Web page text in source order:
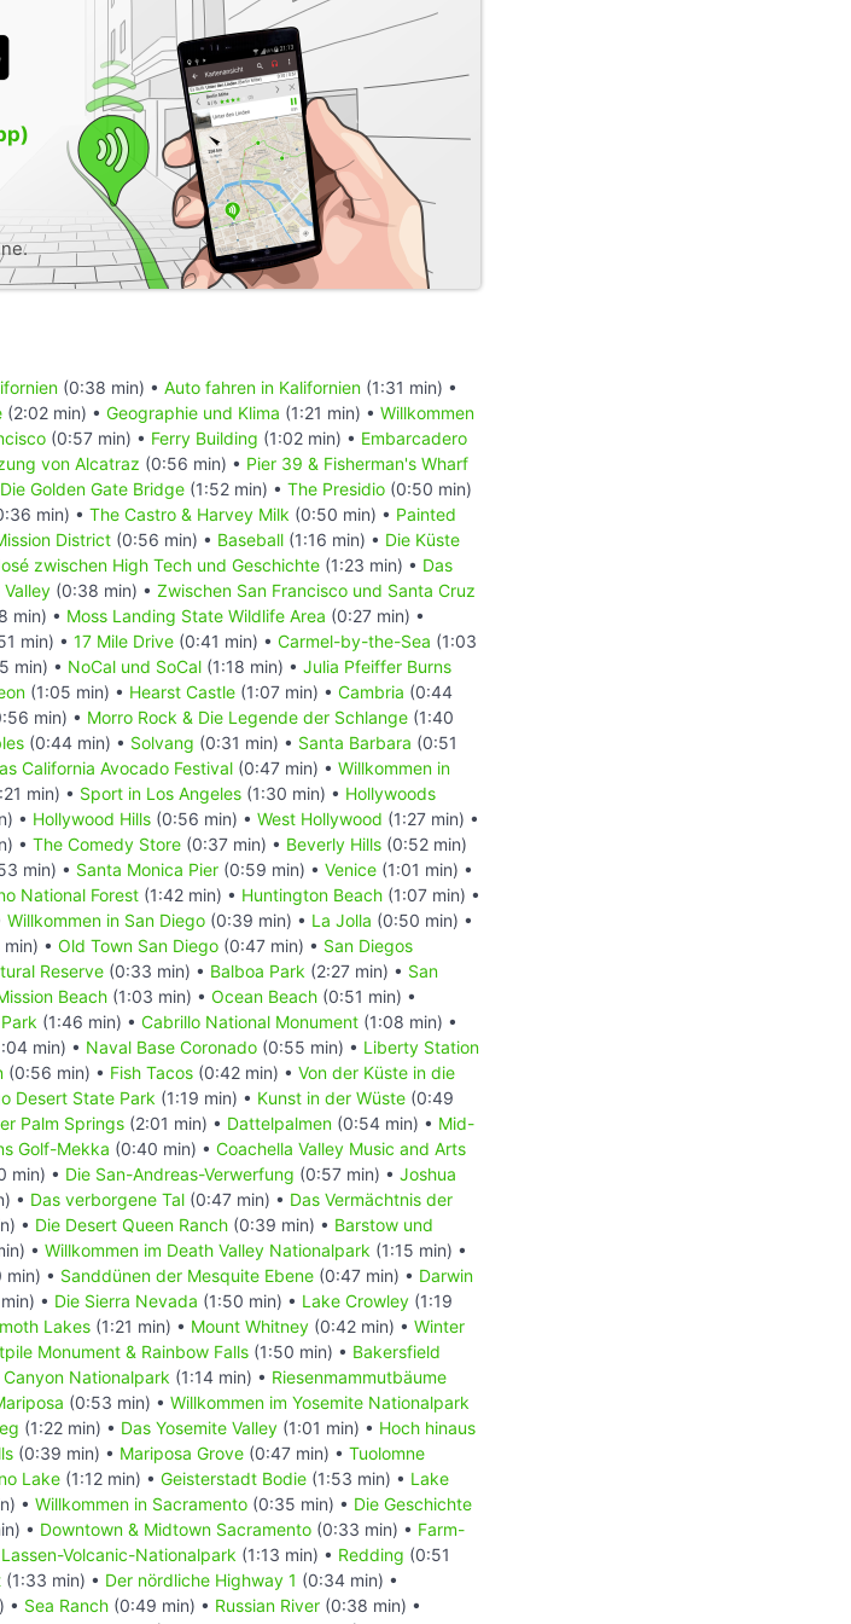
(0:38 min) • Auto fahren in Kalifornien (1:31 min) •
(2:02 min) • Geographie und Klima (1:21 min) • Willkommen
(0:57 min) • Ferry Building (1:02 min) • Embarcadero
von Alcatraz (0:56 min) • Pier 39 & Fisherman's Wharf
Die Golden Gate Bridge (1:52 min) • The Presidio (0:50 min)
min) • The Castro & Harvey Milk (0:50 min) • Painted
District (0:56 min) • Baseball (1:16 min) • Die Küste
zwischen High Tech und Geschichte (1:23 min) • Das
Valley (0:38 min) • Zwischen San Francisco und Santa Cruz
min) • Moss Landing State Wildlife Area (0:27 min) •
min) • 17 Mile Drive (0:41 min) • Carmel-by-the-Sea (1:03
min) • NoCal und SoCal (1:18 min) • Julia Pfeiffer Burns
(1:05 min) • Hearst Castle (1:07 min) • Cambria (0:44
min) • Morro Rock & Die Legende der Schlange (1:40
(0:44 min) • Solvang (0:31 min) • Santa Barbara (0:51
California Avocado Festival (0:47 min) • Willkommen in
min) • Sport in Los Angeles (1:30 min) • Hollywoods
• Hollywood Hills (0:56 min) • West Hollywood (1:27 min) •
• The Comedy Store (0:37 min) • Beverly Hills (0:52 min)
min) • Santa Monica Pier (0:59 min) • Venice (1:01 min) •
National Forest (1:42 min) • Huntington Beach (1:07 min) •
Willkommen in San Diego (0:39 min) • La Jolla (0:50 min) •
• Old Town San Diego (0:47 min) • San Diegos
Reserve (0:33 min) • Balboa Park (2:27 min) • San
Beach (1:03 min) • Ocean Beach (0:51 min) •
(1:46 min) • Cabrillo National Monument (1:08 min) •
min) • Naval Base Coronado (0:55 min) • Liberty Station
(0:56 min) • Fish Tacos (0:42 min) • Von der Küste in die
Desert State Park (1:19 min) • Kunst in der Wüste (0:49
Palm Springs (2:01 min) • Dattelpalmen (0:54 min) • Mid-
Golf-Mekka (0:40 min) • Coachella Valley Music and Arts
min) • Die San-Andreas-Verwerfung (0:57 min) • Joshua
• Das verborgene Tal (0:47 min) • Das Vermächtnis der
• Die Desert Queen Ranch (0:39 min) • Barstow und
• Willkommen im Death Valley Nationalpark (1:15 min) •
min) • Sanddünen der Mesquite Ebene (0:47 min) • Darwin
• Die Sierra Nevada (1:50 min) • Lake Crowley (1:19
Lakes (1:21 min) • Mount Whitney (0:42 min) • Winter
Monument & Rainbow Falls (1:50 min) • Bakersfield
Nationalpark (1:14 min) • Riesenmammutbäume
(0:53 min) • Willkommen im Yosemite Nationalpark
(1:22 min) • Das Yosemite Valley (1:01 min) • Hoch hinaus
(0:39 min) • Mariposa Grove (0:47 min) • Tuolomne
Lake (1:12 min) • Geisterstadt Bodie (1:53 min) • Lake
• Willkommen in Sacramento (0:35 min) • Die Geschichte
• Downtown & Midtown Sacramento (0:33 min) • Farm-
Lassen-Volcanic-Nationalpark (1:13 min) • Redding (0:51
(1:33 min) • Der nördliche Highway 1 (0:34 min) •
• Sea Ranch (0:49 min) • Russian River (0:38 min) •